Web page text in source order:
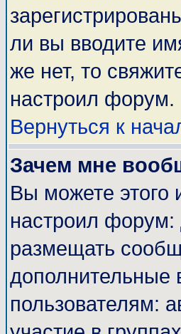
ли вы вводите
же нет, то
настроил форум.
Вернуться к
Зачем мне
Вы можете этого
настроил форум:
размещать
дополнительные
пользователям: